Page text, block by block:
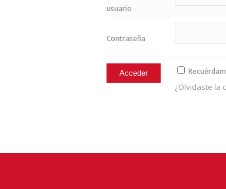
usuario
Contraseña
¿Olvidaste la